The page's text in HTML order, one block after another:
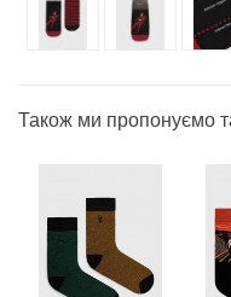
Також ми пропонуємо